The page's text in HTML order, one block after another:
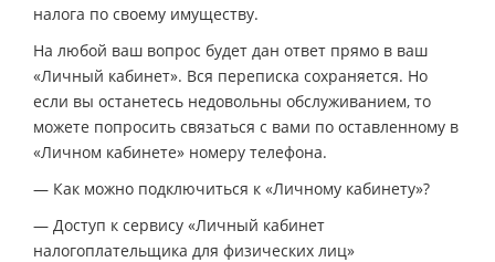
налога по своему имуществу.
На любой ваш вопрос будет дан ответ прямо в ваш
«Личный кабинет». Вся переписка сохраняется. Но
если вы останетесь недовольны обслуживанием, то
можете попросить связаться с вами по оставленному в
«Личном кабинете» номеру телефона.
— Как можно подключиться к «Личному кабинету»?
— Доступ к сервису «Личный кабинет
налогоплательщика для физических лиц»